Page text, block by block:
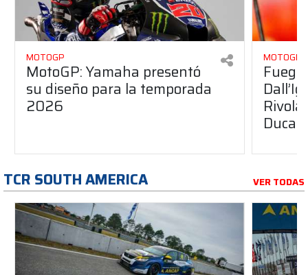
MOTOGP
MotoGP: Yamaha presentó
su diseño para la temporada
2026
MOTOGP
Ducati
TCR SOUTH AMERICA VER TODAS